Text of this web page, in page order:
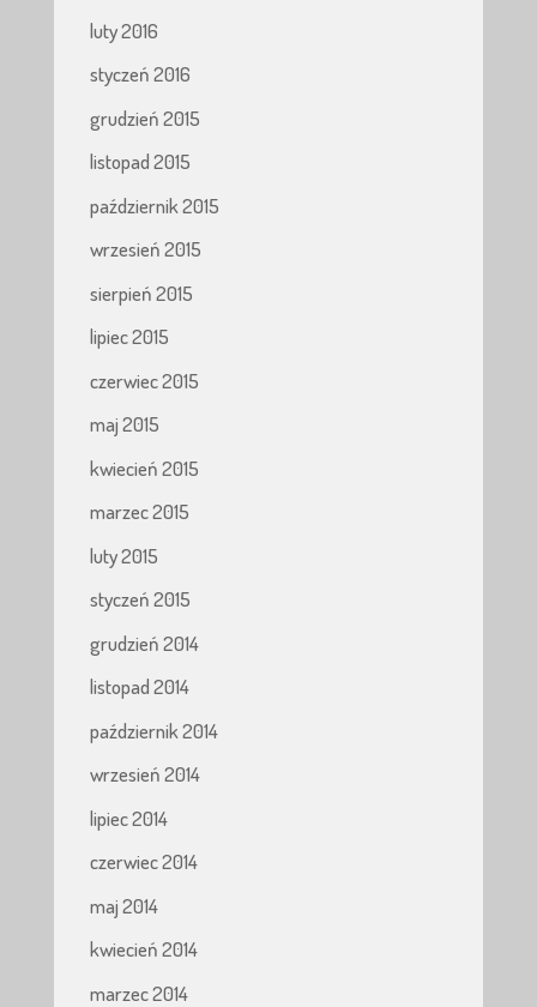
luty 2016
styczeń 2016
grudzień 2015
listopad 2015
październik 2015
wrzesień 2015
sierpień 2015
lipiec 2015
czerwiec 2015
maj 2015
kwiecień 2015
marzec 2015
luty 2015
styczeń 2015
grudzień 2014
listopad 2014
październik 2014
wrzesień 2014
lipiec 2014
czerwiec 2014
maj 2014
kwiecień 2014
marzec 2014